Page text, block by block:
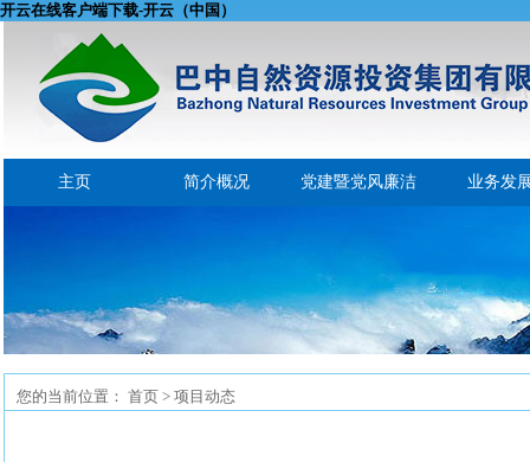
开云在线客户端下载-开云（中国）
主页 简介概况 党建暨党风廉洁 业务发
您的当前位置： 首页 > 项目动态